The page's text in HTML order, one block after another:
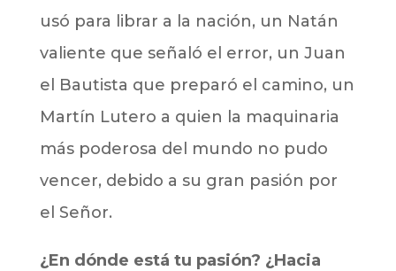
usó para librar a la nación, un Natán
valiente que señaló el error, un Juan
el Bautista que preparó el camino, un
Martín Lutero a quien la maquinaria
más poderosa del mundo no pudo
vencer, debido a su gran pasión por
el Señor.
¿En dónde está tu pasión? ¿Hacia